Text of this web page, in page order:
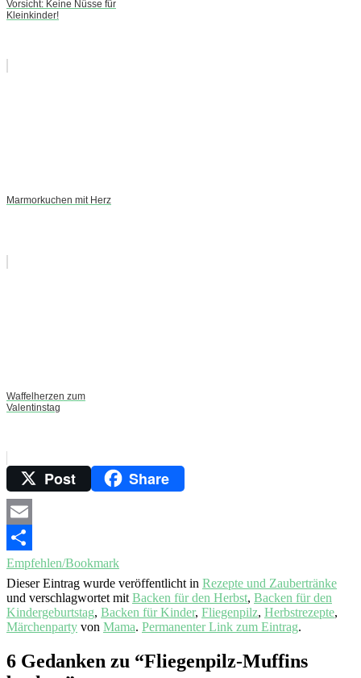
Vorsicht: Keine Nüsse für
Kleinkinder!
Marmorkuchen mit Herz
Waffelherzen zum
Valentinstag
Post Share
Email
Empfehlen/Bookmark
Dieser Eintrag wurde veröffentlicht in Rezepte und Zaubertränke
und verschlagwortet mit Backen für den Herbst, Backen für den
Kindergeburtstag, Backen für Kinder, Fliegenpilz, Herbstrezepte,
Märchenparty von Mama. Permanenter Link zum Eintrag.
6 Gedanken zu “Fliegenpilz-Muffins